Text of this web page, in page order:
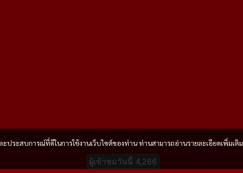
ประสบการณ์ที่ดีในการใช้งานเว็บไซต์ของท่าน ท่านสามารถอ่านรายละเอียดเพิ่มเติม
ผู้เข้าชมวันนี้ 4,266